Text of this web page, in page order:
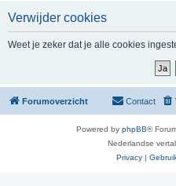
Verwijder cookies
Weet je zeker dat je alle cookies
Forumoverzicht Contact
Powered by phpBB®
Nederlandse
Privacy |